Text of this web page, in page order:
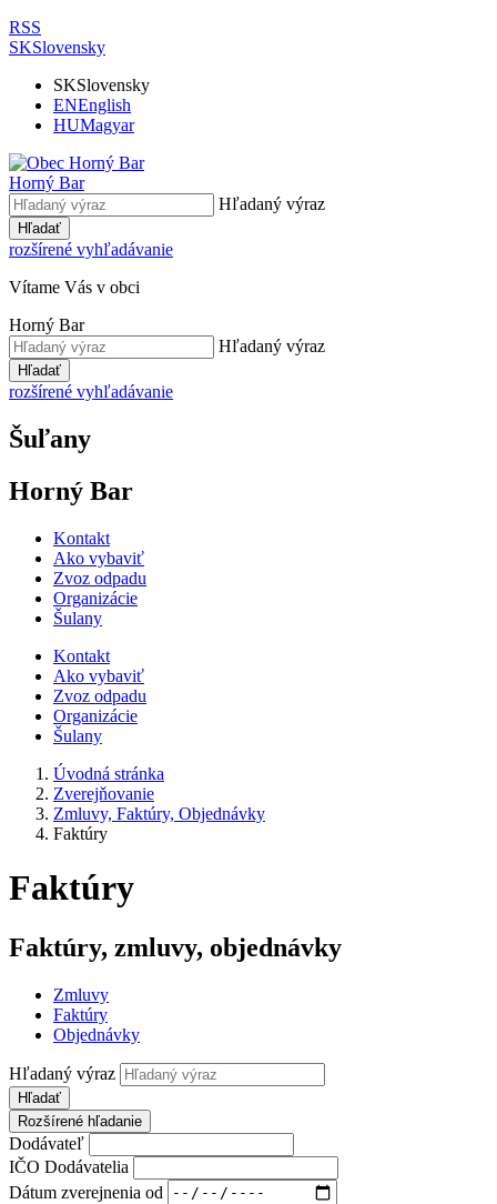
RSS
SKSlovensky
SKSlovensky
ENEnglish
HUMagyar
Horný Bar
Hľadaný výraz
Hľadať
rozšírené vyhľadávanie
Vítame Vás v obci
Horný Bar
Hľadaný výraz
Hľadať
rozšírené vyhľadávanie
Šuľany
Horný Bar
Kontakt
Ako vybaviť
Zvoz odpadu
Organizácie
Šulany
Kontakt
Ako vybaviť
Zvoz odpadu
Organizácie
Šulany
Úvodná stránka
Zverejňovanie
Zmluvy, Faktúry, Objednávky
Faktúry
Faktúry
Faktúry, zmluvy, objednávky
Zmluvy
Faktúry
Objednávky
Hľadaný výraz
Hľadať
Rozšírené hľadanie
Dodávateľ
IČO Dodávatelia
Dátum zverejnenia od